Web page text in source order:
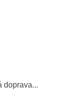
doprava...